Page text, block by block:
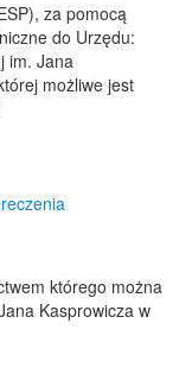
za pomocą
do Urzędu:
im. Jana
możliwe jest
którego można
Kasprowicza w